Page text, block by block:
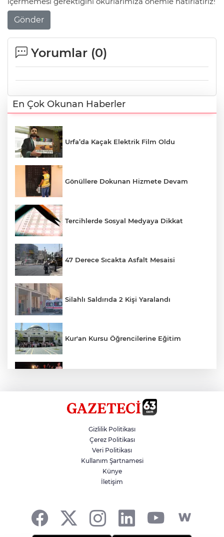
Gönder
Yorumlar (0)
En Çok Okunan Haberler
Urfa’da Kaçak Elektrik Film Oldu
Gönüllere Dokunan Hizmete Devam
Tercihlerde Sosyal Medyaya Dikkat
47 Derece Sıcakta Asfalt Mesaisi
Silahlı Saldırıda 2 Kişi Yaralandı
Kur'an Kursu Öğrencilerine Eğitim
Siverek’te Mahmut Gülel Dönemi
Filistin Konvoyuna Coşkulu Karşılama
Gizlilik Politikası
Çerez Politikası
Veri Politikası
Kullanım Şartnamesi
Künye
İletişim